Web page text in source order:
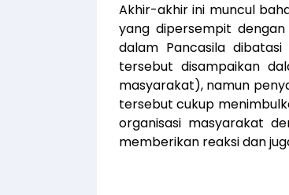
Akhir-akhir ini muncul
yang dipersempit
dalam Pancasila
tersebut disampaikan
masyarakat), namun
tersebut cukup
organisasi masyarakat
memberikan reaksi dan